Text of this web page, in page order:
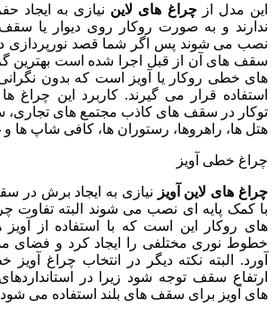
این مدل ازچراغ های لاین نیازی به
ندارند و به صورت روکار روی دیوار یا
نصب می شوند پس اگر شما قصد نورپردازی
سقف های آن از قبل اجرا شده است بهترین
های خطی روکار یا آویز است که بدون
استفاده قرار می گیرند. کاربرد این چراغ
توکار در سقف های کاذب مجتمع های تجاری،
هتل ها، راهروها، رستوران ها، کافی شاپ ها
چراغ خطی آویز
چراغ های لاین آویز نیازی به ایجاد برش در
با کمک پایه ای نصب می شوند البته تفاوت
های روکار این است که با استفاده از
خطوط نوری مختلفی را ایجاد کرد و فضای
آورد. البته نکته دیگر در انتخاب چراغ
ارتفاع سقف توجه شود زیرا در
های آویز برای سقف های بلند استفاده می